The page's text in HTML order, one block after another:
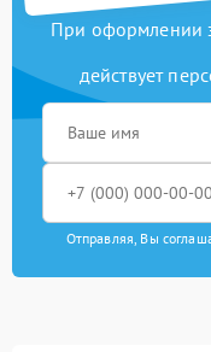
При оформлении
действует
Отправляя, Вы